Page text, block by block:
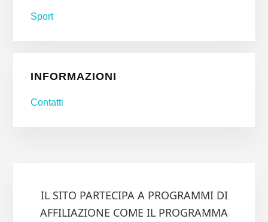
Sport
INFORMAZIONI
Contatti
IL SITO PARTECIPA A PROGRAMMI DI
AFFILIAZIONE COME IL PROGRAMMA